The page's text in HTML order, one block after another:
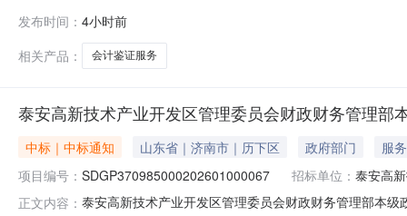
况：标包采购内容供应商名称采购数量成交金额
发布时间： 4小时前
相关产品：
会计鉴证服务
泰安高新技术产业开发区管理委员会财政财务管理部
中标｜中标通知 山东省｜济南市｜历下区 政府部门
服务
项目编号： SDGP370985000202601000067 招标单位： 泰安高
正文内容： 泰安高新技术产业开发区管理委员会财政财务管理部本